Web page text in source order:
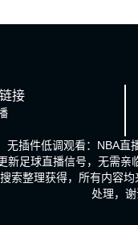
接
插件低调观看：NBA
足球直播信号，无需
索整理获得，所有内容
处理，谢